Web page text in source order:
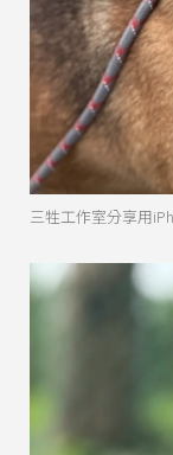
三牲工作室分享用